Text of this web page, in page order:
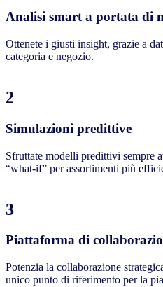
Analisi smart a portata di
Ottenete i giusti insight, grazie a
categoria e negozio.
2
Simulazioni predittive
Sfruttate modelli predittivi sempre
“what-if” per assortimenti più
3
Piattaforma di
Potenzia la collaborazione
unico punto di riferimento per la